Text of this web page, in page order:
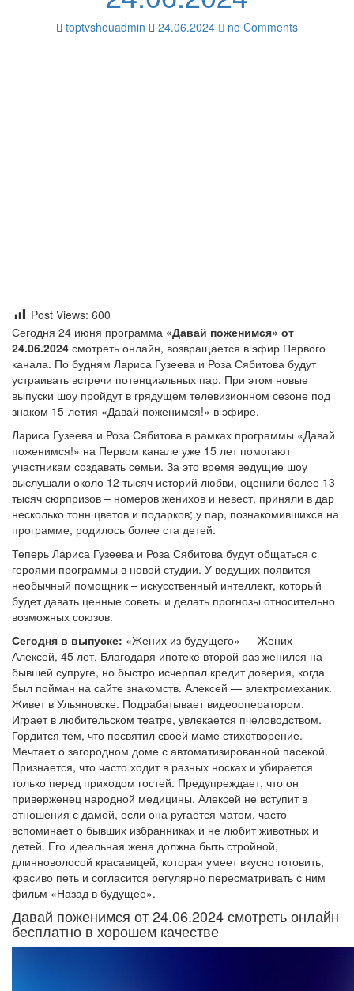
toptvshouadmin 24.06.2024 no Comments
Post Views: 600
Сегодня 24 июня программа «Давай поженимся» от
24.06.2024 смотреть онлайн, возвращается в эфир Первого
канала. По будням Лариса Гузеева и Роза Сябитова будут
устраивать встречи потенциальных пар. При этом новые
выпуски шоу пройдут в грядущем телевизионном сезоне под
знаком 15-летия «Давай поженимся!» в эфире.
Лариса Гузеева и Роза Сябитова в рамках программы «Давай
поженимся!» на Первом канале уже 15 лет помогают
участникам создавать семьи. За это время ведущие шоу
выслушали около 12 тысяч историй любви, оценили более 13
тысяч сюрпризов – номеров женихов и невест, приняли в дар
несколько тонн цветов и подарков; у пар, познакомившихся на
программе, родилось более ста детей.
Теперь Лариса Гузеева и Роза Сябитова будут общаться с
героями программы в новой студии. У ведущих появится
необычный помощник – искусственный интеллект, который
будет давать ценные советы и делать прогнозы относительно
возможных союзов.
Сегодня в выпуске: «Жених из будущего» — Жених —
Алексей, 45 лет. Благодаря ипотеке второй раз женился на
бывшей супруге, но быстро исчерпал кредит доверия, когда
был пойман на сайте знакомств. Алексей — электромеханик.
Живет в Ульяновске. Подрабатывает видеооператором.
Играет в любительском театре, увлекается пчеловодством.
Гордится тем, что посвятил своей маме стихотворение.
Мечтает о загородном доме с автоматизированной пасекой.
Признается, что часто ходит в разных носках и убирается
только перед приходом гостей. Предупреждает, что он
приверженец народной медицины. Алексей не вступит в
отношения с дамой, если она ругается матом, часто
вспоминает о бывших избранниках и не любит животных и
детей. Его идеальная жена должна быть стройной,
длинноволосой красавицей, которая умеет вкусно готовить,
красиво петь и согласится регулярно пересматривать с ним
фильм «Назад в будущее».
Давай поженимся от 24.06.2024 смотреть онлайн
бесплатно в хорошем качестве